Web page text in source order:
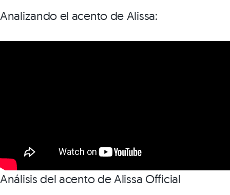
Analizando el acento de Alissa:
Análisis del acento de Alissa Official